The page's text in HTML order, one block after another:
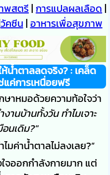
พสตรี|การแปลผลเลือด |
วัคซีน | อาหารเพื่อสุขภาพ
น้ำตาลลดจริง? : เคล็ด
แค่การเหนื่อยฟรี
าหมอด้วยความท้อใจว่า
นบ้านทั้งวัน ทำไมเจาะ
นเดิม?"
มค่าน้ำตาลไม่ลงเลย?”
จออกกำลังกายมาก แต่